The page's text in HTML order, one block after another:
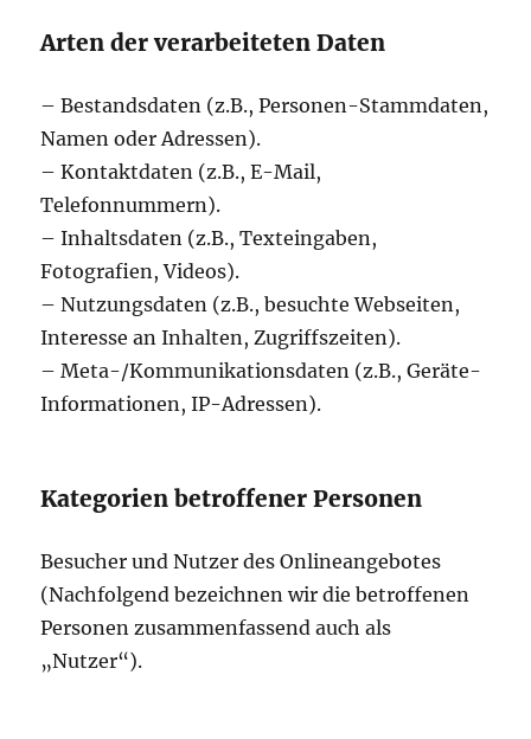
Arten der verarbeiteten Daten
– Bestandsdaten (z.B., Personen-Stammdaten,
Namen oder Adressen).
– Kontaktdaten (z.B., E-Mail,
Telefonnummern).
– Inhaltsdaten (z.B., Texteingaben,
Fotografien, Videos).
– Nutzungsdaten (z.B., besuchte Webseiten,
Interesse an Inhalten, Zugriffszeiten).
– Meta-/Kommunikationsdaten (z.B., Geräte-
Informationen, IP-Adressen).
Kategorien betroffener Personen
Besucher und Nutzer des Onlineangebotes
(Nachfolgend bezeichnen wir die betroffenen
Personen zusammenfassend auch als
„Nutzer“).